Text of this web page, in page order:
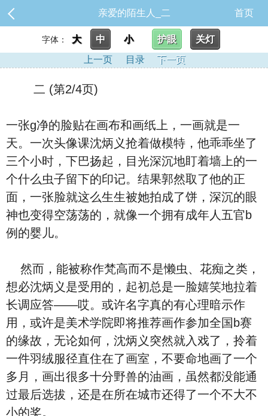
亲爱的陌生人_二 首页
字体： 大 中 小 护眼
关灯
上一页
目录 下一页
二 (第2/4页)
一张g净的脸贴在画布和画纸上，一画就是一
天。一次头像课沈炳义抢着做模特，他乖乖坐了
三个小时，下巴扬起，目光深沉地盯着墙上的一
个什么虫子留下的印记。结果郭然取了他的正
面，一张脸就这么生生被她拍成了饼，深沉的眼
神也变得空荡荡的，就像一个拥有成年人五官b
例的婴儿。
然而，能被称作梵高而不是懒虫、花痴之类，
想必沈炳义是受用的，起初总是一脸嬉笑地拉着
长调应答——哎。或许名字真的有心理暗示作
用，或许是美术学院即将推荐画作参加全国b赛
的缘故，无论如何，沈炳义突然就入戏了，拎着
一件羽绒服径直住在了画室，不要命地画了一个
多月，画出很多十分野兽的油画，虽然都没能通
过最后选拔，还是在所在城市还得了一个不大不
小的奖。